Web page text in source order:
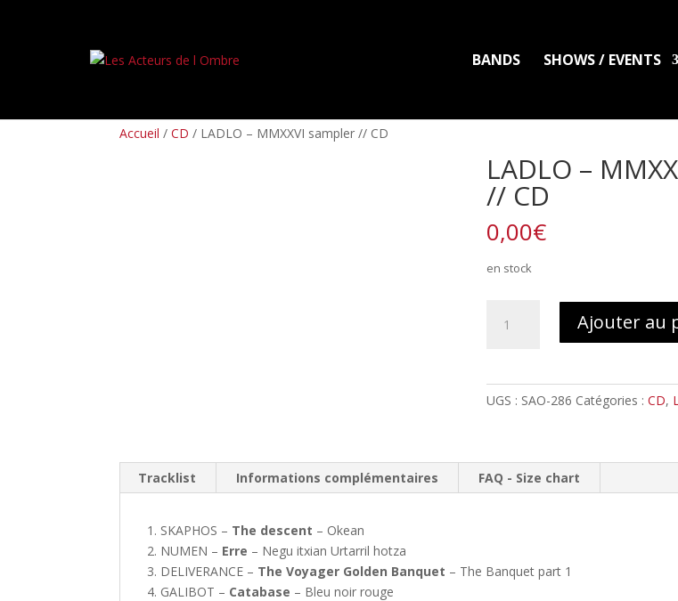
BANDS SHOWS / EVENTS
Accueil /CD / LADLO – MMXXVI sampler // CD
LADLO –
// CD
0,00€
en stock
Ajouter au
UGS : SAO-286 Catégories :CD,
Tracklist Informations complémentaires FAQ - Size chart
1. SKAPHOS – The descent – Okean
2. NUMEN – Erre – Negu itxian Urtarril hotza
3. DELIVERANCE – The Voyager Golden Banquet – The Banquet part 1
4. GALIBOT – Catabase – Bleu noir rouge